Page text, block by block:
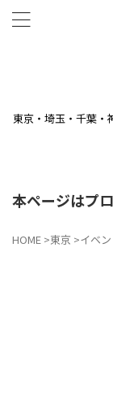
東京・埼玉・千葉・
本ページはプ
HOME >東京 >イベ